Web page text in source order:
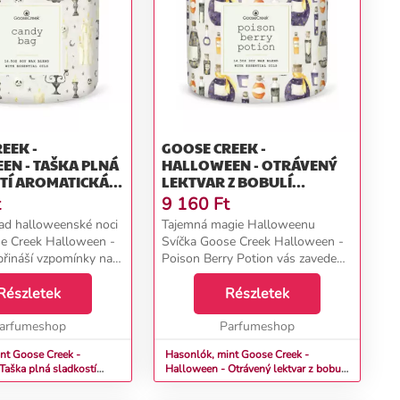
-
- TAŠKA PLNÁ
411 G
halloweenské noci
Creek Halloween -
vzpomínky na
koledování, kdy se
nejlákavějšími
hravá a sladká
Goose Creek -
plná sladkostí
ve skle 411 g
GOOSE CREEK -
HALLOWEEN - OTRÁVENÝ
LEKTVAR Z BOBULÍ
AROMATICKÁ SVÍČKA VE
SKLE 411 G
9 160 Ft
Tajemná magie Halloweenu
Svíčka Goose Creek Halloween -
Poison Berry Potion vás zavede
do světa tajemné magie a
kouzelných lektvarů s temně
ovocnou vůní, která je dokonalým
doplňkem pro strašidelnou a...
Részletek
Parfumeshop
Hasonlók, mint Goose Creek -
Halloween - Otrávený lektvar z bobulí
Aromatická svíčka ve skle 411 g